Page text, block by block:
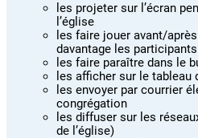
les projeter sur l’écran
l’église
les faire jouer avant/
davantage les
les faire paraître dans le
les afficher sur le tableau
les envoyer par courrier
congrégation
les diffuser sur les
de l’église)